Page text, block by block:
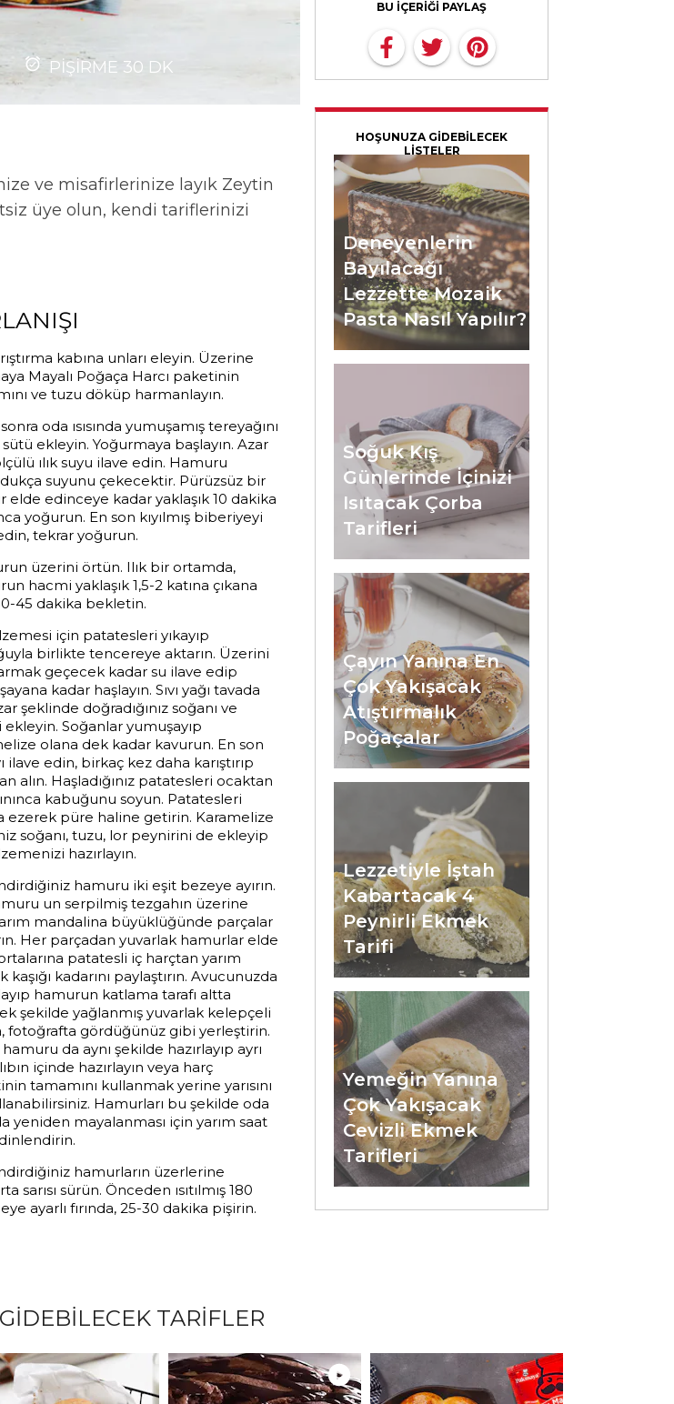
PİŞİRME 30 DK
ve misafirlerinize layık Zeytin
üye olun, kendi tariflerinizi
kabına unları eleyin. Üzerine
Mayalı Poğaça Harcı paketinin
ve tuzu döküp harmanlayın.
oda ısısında yumuşamış tereyağını
sütü ekleyin. Yoğurmaya başlayın. Azar
ılık suyu ilave edin. Hamuru
suyunu çekecektir. Pürüzsüz bir
elde edinceye kadar yaklaşık 10 dakika
yoğurun. En son kıyılmış biberiyeyi
tekrar yoğurun.
üzerini örtün. Ilık bir ortamda,
hacmi yaklaşık 1,5-2 katına çıkana
45 dakika bekletin.
için patatesleri yıkayıp
birlikte tencereye aktarın. Üzerini
geçecek kadar su ilave edip
kadar haşlayın. Sıvı yağı tavada
zar şeklinde doğradığınız soğanı ve
ekleyin. Soğanlar yumuşayıp
olana dek kadar kavurun. En son
ilave edin, birkaç kez daha karıştırıp
alın. Haşladığınız patatesleri ocaktan
kabuğunu soyun. Patatesleri
ezerek püre haline getirin. Karamelize
soğanı, tuzu, lor peynirini de ekleyip
hazırlayın.
hamuru iki eşit bezeye ayırın.
un serpilmiş tezgahın üzerine
mandalina büyüklüğünde parçalar
Her parçadan yuvarlak hamurlar elde
patatesli iç harçtan yarım
kaşığı kadarını paylaştırın. Avucunuzda
hamurun katlama tarafı altta
şekilde yağlanmış yuvarlak kelepçeli
fotoğrafta gördüğünüz gibi yerleştirin.
da aynı şekilde hazırlayıp ayrı
içinde hazırlayın veya harç
tamamını kullanmak yerine yarısını
Hamurları bu şekilde oda
yeniden mayalanması için yarım saat
hamurların üzerlerine
sarısı sürün. Önceden ısıtılmış 180
ayarlı fırında, 25-30 dakika pişirin.
BU İÇERİĞİ PAYLAŞ
HOŞUNUZA GİDEBİLECEK
LİSTELER
Deneyenlerin
Bayılacağı
Lezzette Mozaik
Pasta Nasıl Yapılır?
Soğuk Kış
Günlerinde İçinizi
Isıtacak Çorba
Tarifleri
Çayın Yanına En
Çok Yakışacak
Atıştırmalık
Poğaçalar
Lezzetiyle İştah
Kabartacak 4
Peynirli Ekmek
Tarifi
Yemeğin Yanına
Çok Yakışacak
Cevizli Ekmek
Tarifleri
TARİFLER